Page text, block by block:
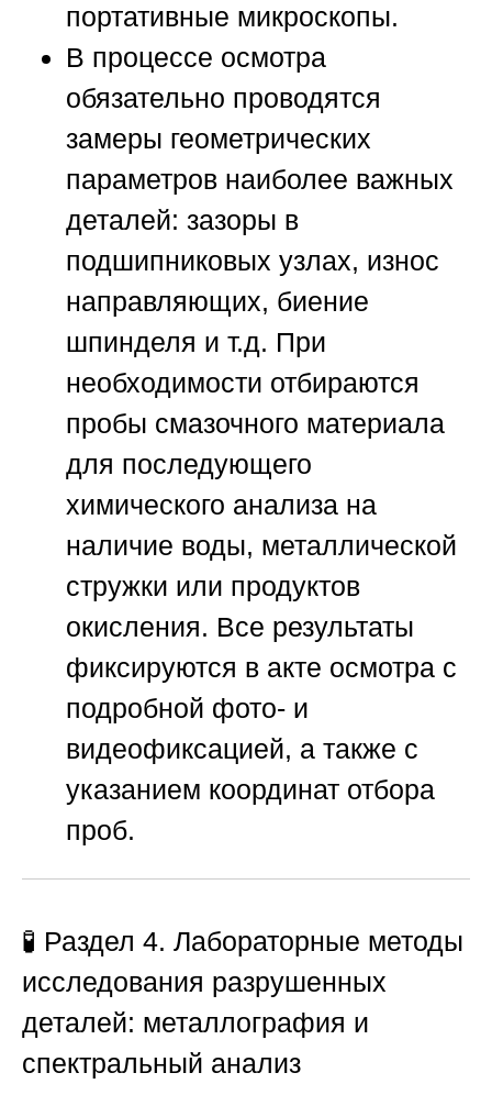
портативные микроскопы.
В процессе осмотра
обязательно проводятся
замеры геометрических
параметров наиболее важных
деталей: зазоры в
подшипниковых узлах, износ
направляющих, биение
шпинделя и т.д. При
необходимости отбираются
пробы смазочного материала
для последующего
химического анализа на
наличие воды, металлической
стружки или продуктов
окисления. Все результаты
фиксируются в акте осмотра с
подробной фото- и
видеофиксацией, а также с
указанием координат отбора
проб.
🧪 Раздел 4. Лабораторные методы
исследования разрушенных
деталей: металлография и
спектральный анализ